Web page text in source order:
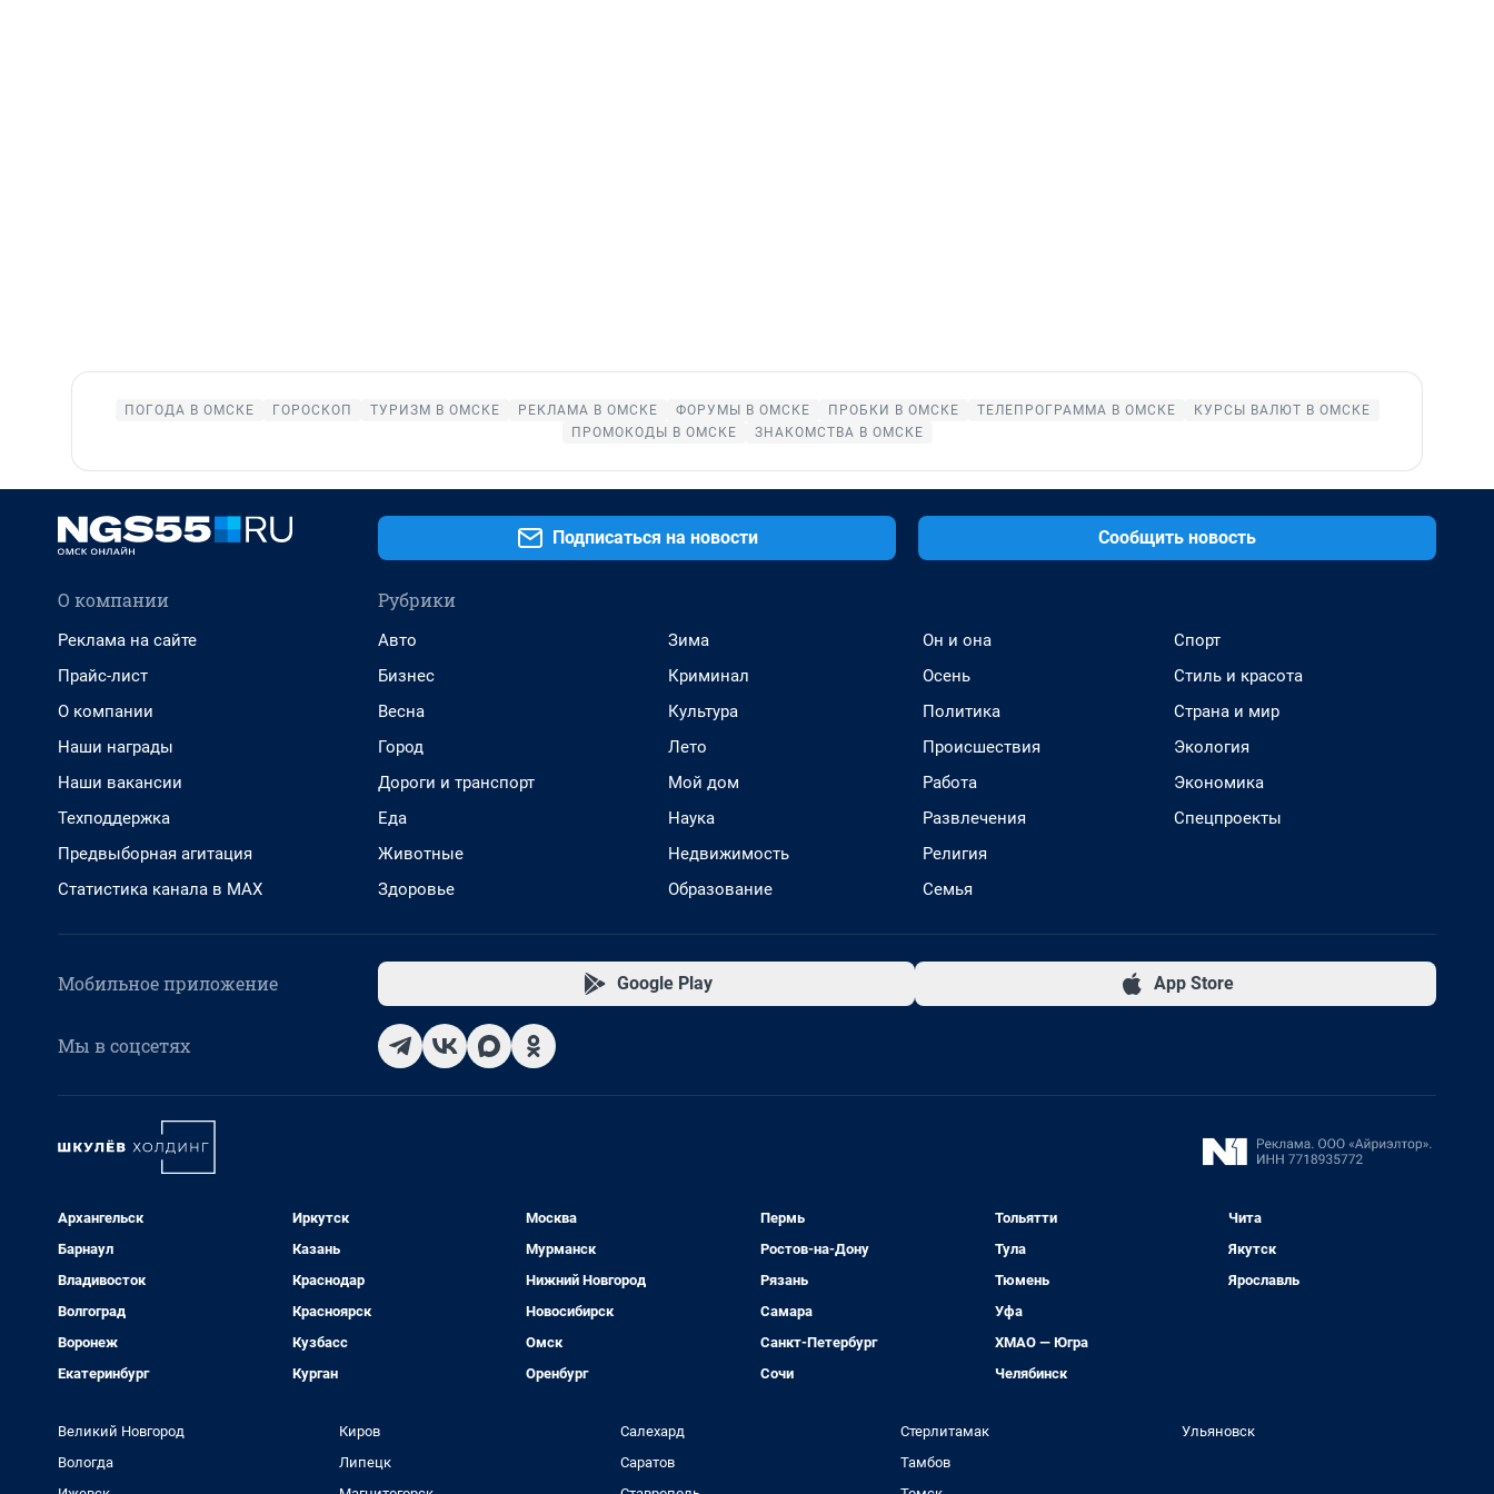
ПОГОДА В ОМСКЕ ГОРОСКОП ТУРИЗМ В ОМСКЕ РЕКЛАМА В ОМСКЕ ФОРУМЫ В ОМСКЕ ПРОБКИ В ОМСКЕ ТЕЛЕПРОГРАММА В ОМСКЕ
КУРСЫ ВАЛЮТ В ОМСКЕ
ПРОМОКОДЫ В ОМСКЕ
ЗНАКОМСТВА В ОМСКЕ
Подписаться на новости Сообщить новость
О компании
Реклама на сайте
Прайс-лист
О компании
Наши награды
Наши вакансии
Техподдержка
Предвыборная агитация
Статистика канала в MAX
Рубрики
Авто
Бизнес
Весна
Город
Дороги и транспорт
Еда
Животные
Здоровье
Зима
Криминал
Культура
Лето
Мой дом
Наука
Недвижимость
Образование
Он и она
Осень
Политика
Происшествия
Работа
Развлечения
Религия
Семья
Спорт
Стиль и красота
Страна и мир
Экология
Экономика
Спецпроекты
Мобильное приложение Google Play App Store
Мы в соцсетях
Архангельск
Барнаул
Владивосток
Волгоград
Воронеж
Екатеринбург
Иркутск
Казань
Краснодар
Красноярск
Кузбасс
Курган
Москва
Мурманск
Нижний Новгород
Новосибирск
Омск
Оренбург
Пермь
Ростов-на-Дону
Рязань
Самара
Санкт-Петербург
Сочи
Тольятти
Тула
Тюмень
Уфа
ХМАО — Югра
Челябинск
Чита
Якутск
Ярославль
Великий Новгород
Вологда
Киров
Липецк
Салехард
Саратов
Стерлитамак
Тамбов
Ульяновск